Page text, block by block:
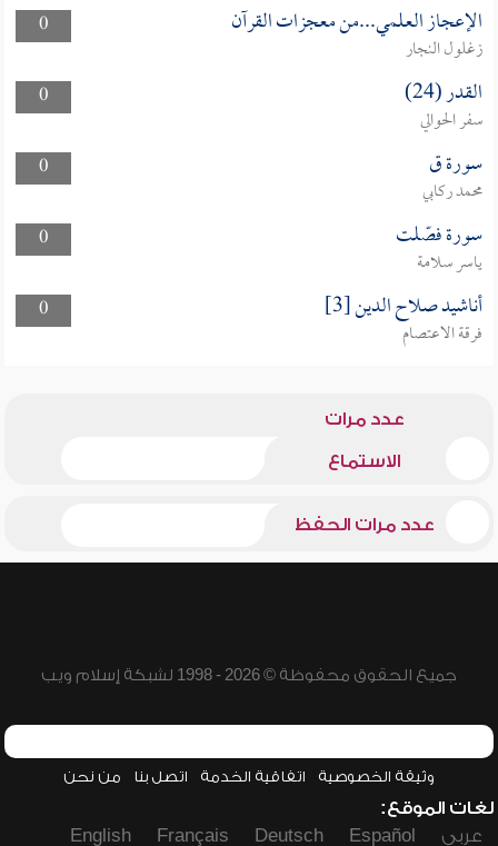
0 الإعجاز العلمي...من معجزات القرآن
زغلول النجار
0
القدر (24)
سفر الحوالي
0
سورة ق
محمد ركابي
0
سورة فصّلت
ياسر سلامة
0
أناشيد صلاح الدين [3]
فرقة الاعتصام
عدد مرات
الاستماع
عدد مرات الحفظ
جميع الحقوق محفوظة © 2026 - 1998 لشبكة إسلام ويب
وثيقة الخصوصية اتفاقية الخدمة اتصل بنا من نحن
لغات الموقع:
عربي
Español
Deutsch
Français
English